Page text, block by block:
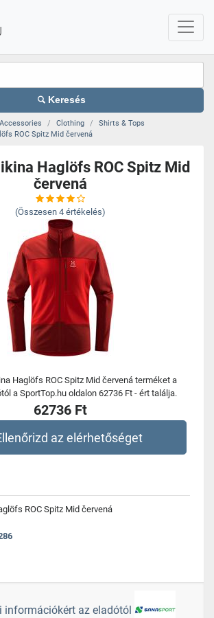
Keresés
Clothing
Shirts & Tops
ROC Spitz Mid červená
Haglöfs ROC Spitz Mid
červená
(Összesen 4 értékelés)
Haglöfs ROC Spitz Mid červená terméket a
a SportTop.hu oldalon 62736 Ft - ért találja.
62736 Ft
az elérhetőséget
ROC Spitz Mid červená
információkért az eladótól